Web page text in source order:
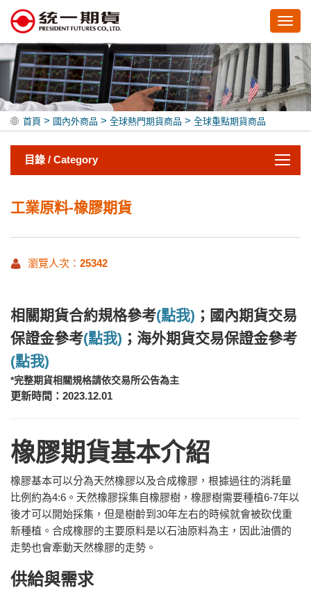
首頁 > 國內外商品 > 全球熱門期貨商品 > 全球重點期貨商品
目錄 / Category
工業原料-橡膠期貨
瀏覽人次： 25342
相關期貨合約規格參考(點我) ； 國內期貨交易
保證金參考(點我) ；海外期貨交易保證金參考
(點我)
*完整期貨相關規格請依交易所公告為主
更新時間：2023.12.01
橡膠期貨基本介紹
橡膠基本可以分為天然橡膠以及合成橡膠，根據過往的消耗量
比例約為4:6。天然橡膠採集自橡膠樹，橡膠樹需要種植6-7年以
後才可以開始採集，但是樹齡到30年左右的時候就會被砍伐重
新種植。合成橡膠的主要原料是以石油原料為主，因此油價的
走勢也會牽動天然橡膠的走勢。
供給與需求